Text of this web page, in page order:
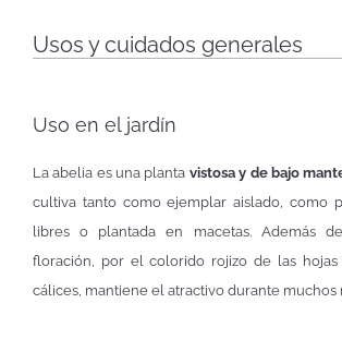
Usos y cuidados generales
Uso en el jardín
La abelia es una planta vistosa y de bajo
cultiva tanto como ejemplar aislado, como
libres o plantada en macetas. Además
floración, por el colorido rojizo de las
cálices, mantiene el atractivo durante muchos